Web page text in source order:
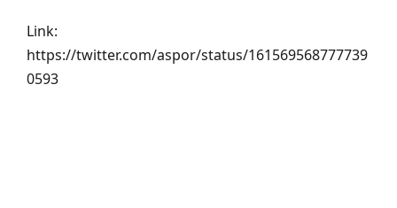
Link:
https://twitter.com/aspor/status/161569568777739
0593